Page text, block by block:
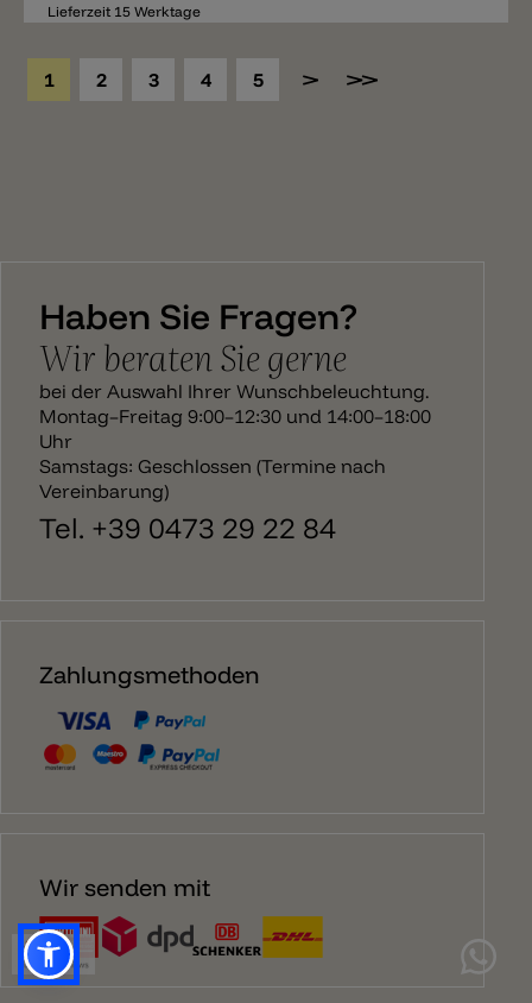
Lieferzeit 15 Werktage
1 2 3 4 5
Haben Sie Fragen?
Wir beraten Sie gerne
bei der Auswahl Ihrer Wunschbeleuchtung.
Montag–Freitag 9:00–12:30 und 14:00–18:00
Uhr
Samstags: Geschlossen (Termine nach
Vereinbarung)
Tel. +39 0473 29 22 84
Zahlungsmethoden
Wir senden mit